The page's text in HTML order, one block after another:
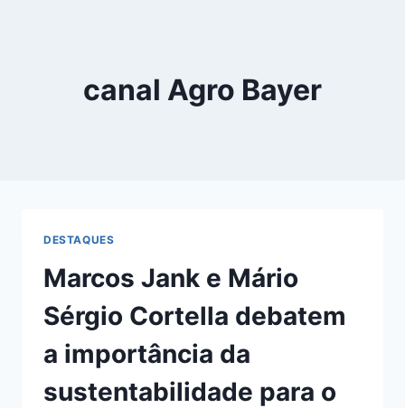
canal Agro Bayer
DESTAQUES
Marcos Jank e Mário
Sérgio Cortella debatem
a importância da
sustentabilidade para o